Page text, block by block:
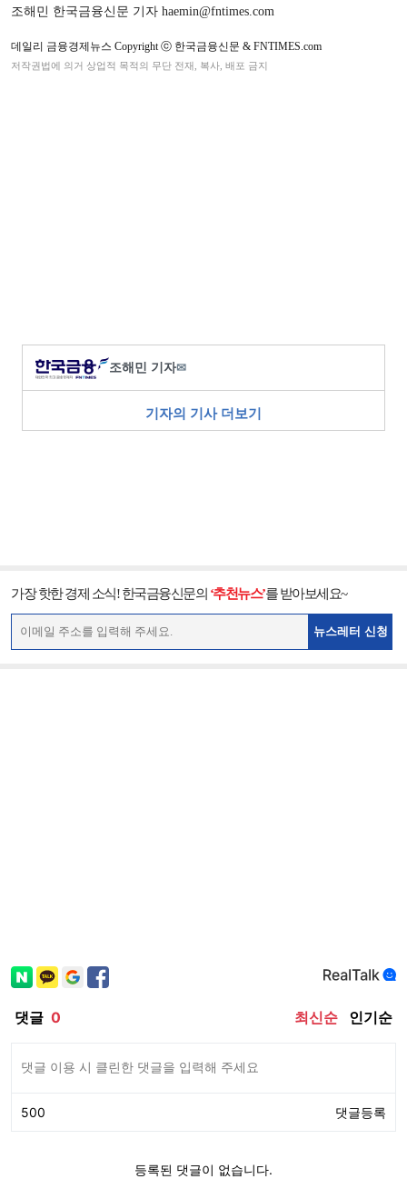
조해민 한국금융신문 기자 haemin@fntimes.com
데일리 금융경제뉴스 Copyright ⓒ 한국금융신문 & FNTIMES.com
저작권법에 의거 상업적 목적의 무단 전재, 복사, 배포 금지
조해민 기자✉
기자의 기사 더보기
가장 핫한 경제 소식! 한국금융신문의 ‘추천뉴스’를 받아보세요~
뉴스레터 신청